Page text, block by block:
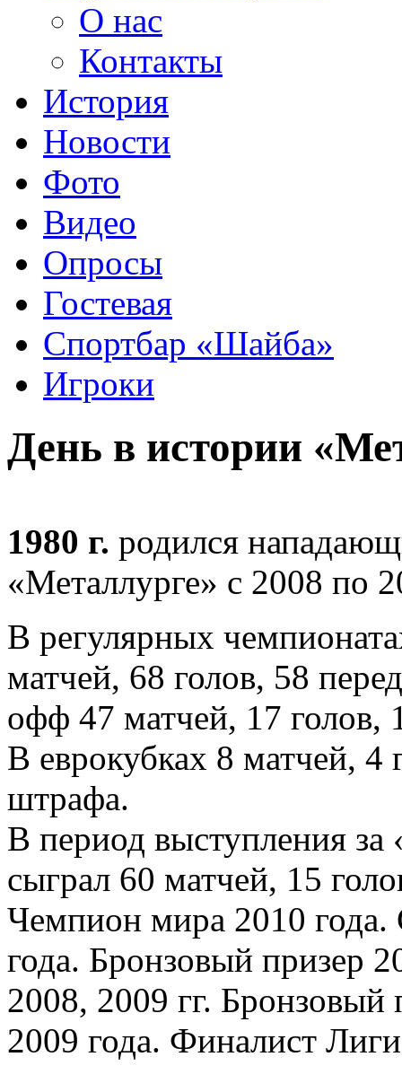
О нас
Контакты
История
Новости
Фото
Видео
Опросы
Гостевая
Спортбар «Шайба»
Игроки
День в истории
1980 г. родился
«Металлурге» с 2008 по
В регулярных
матчей, 68 голов, 58
офф 47 матчей, 17 голов,
В еврокубках 8 матчей, 4
штрафа.
В период выступления
сыграл 60 матчей, 15
Чемпион мира 2010
года. Бронзовый призер
2008, 2009 гг. Бронзовый
2009 года. Финалист